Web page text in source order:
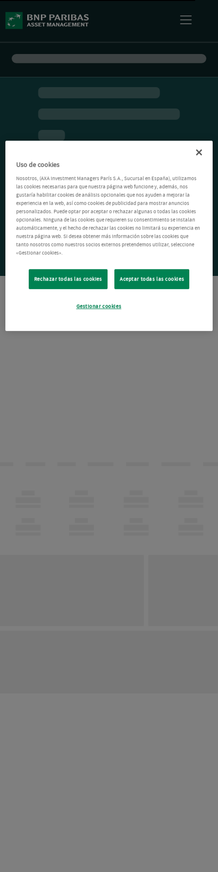
Uso de cookies
Nosotros, (AXA Investment Managers París S.A., Sucursal en España), utilizamos
las cookies necesarias para que nuestra página web funcione y, además, nos
gustaría habilitar cookies de análisis opcionales que nos ayuden a mejorar la
experiencia en la web, así como cookies de publicidad para mostrar anuncios
personalizados. Puede optar por aceptar o rechazar algunas o todas las cookies
opcionales. Ninguna de las cookies que requieren su consentimiento se instalan
automáticamente, y el hecho de rechazar las cookies no limitará su experiencia en
nuestra página web. Si desea obtener más información sobre las cookies que
tanto nosotros como nuestros socios externos pretendemos utilizar, seleccione
«Gestionar cookies».
Rechazar todas las cookies Aceptar todas las cookies
Gestionar cookies